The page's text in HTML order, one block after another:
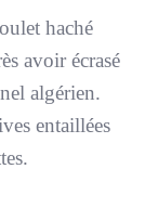
haché
avoir écrasé
algérien.
entaillées